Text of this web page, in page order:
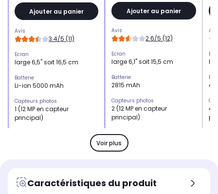
Ajouter au panier
Avis
3.4/5 (11)
Ecran
large 6,5" soit 16,5 cm
Batterie
Li-ion 5000 mAh
Capteurs photos
1 (12 MP en capteur
principal)
Résolution
12 mégapixels
Ajouter au panier
Avis
2.6/5 (12)
Ecran
large 6,1" soit 15,5 cm
Batterie
2815 mAh
Capteurs photos
2 (12 MP en capteur
principal)
Mémoire RAM
4 Go
Résolution
12 mégapixels+ 12
4
Voir plus
Caractéristiques du produit